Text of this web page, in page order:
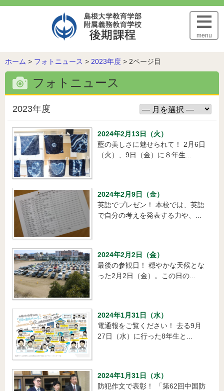
このページの本文へ
menu
こ
の
ー
ホーム > フォトニュース > 2023年度 > 2ページ目
フォトニュース
2023年度
2024年2月13日（火）
藍の美しさに魅せられて！ 2月6日
（火）、9日（金）に８年生...
2024年2月9日（金）
英語でプレゼン！ 本校では、英語
で自分の考えを発表する力や、...
2024年2月2日（金）
最後の参観日！ 穏やかな天候とな
った2月2日（金）。この日の...
2024年1月31日（水）
電通報をご覧ください！ 去る9月
27日（水）に行った8年生と...
2024年1月31日（水）
防犯作文で表彰！ 「第62回中国防